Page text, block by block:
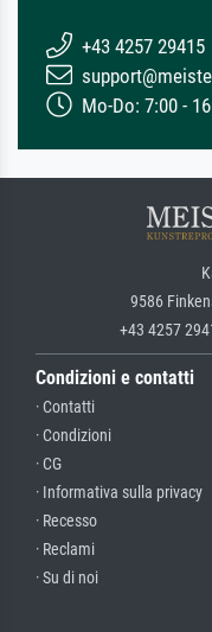
+43 4257 29415
Mo-Do: 7:00 -
9586
+43 4257
Condizioni e contatti
· Contatti
· Condizioni
· CG
· Informativa sulla privacy
· Recesso
· Reclami
· Su di noi